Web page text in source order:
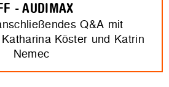
- AUDIMAX
Q&A mit
Köster und Katrin
Nemec